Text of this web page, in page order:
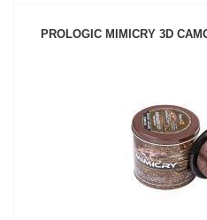
PROLOGIC MIMICRY 3D
VOIR LE